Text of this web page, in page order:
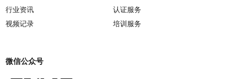
行业资讯
视频记录
认证服务
培训服务
微信公众号